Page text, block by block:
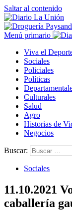
Saltar al contenido
Menú primario
Viva el
Sociales
Policiales
Políticas
Culturales
Salud
Agro
Historias de
Negocios
Buscar:
Sociales
11.10.2021
caballería